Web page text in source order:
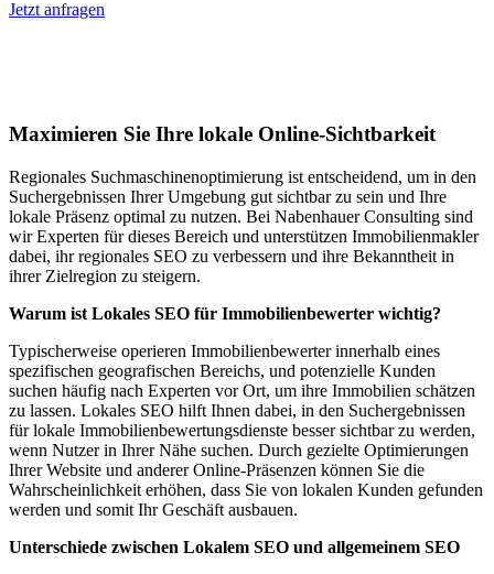
Jetzt anfragen
Maximieren Sie Ihre lokale Online-Sichtbarkeit
Regionales Suchmaschinenoptimierung ist entscheidend, um in den
Suchergebnissen Ihrer Umgebung gut sichtbar zu sein und Ihre
lokale Präsenz optimal zu nutzen. Bei Nabenhauer Consulting sind
wir Experten für dieses Bereich und unterstützen Immobilienmakler
dabei, ihr regionales SEO zu verbessern und ihre Bekanntheit in
ihrer Zielregion zu steigern.
Warum ist Lokales SEO für Immobilienbewerter wichtig?
Typischerweise operieren Immobilienbewerter innerhalb eines
spezifischen geografischen Bereichs, und potenzielle Kunden
suchen häufig nach Experten vor Ort, um ihre Immobilien schätzen
zu lassen. Lokales SEO hilft Ihnen dabei, in den Suchergebnissen
für lokale Immobilienbewertungsdienste besser sichtbar zu werden,
wenn Nutzer in Ihrer Nähe suchen. Durch gezielte Optimierungen
Ihrer Website und anderer Online-Präsenzen können Sie die
Wahrscheinlichkeit erhöhen, dass Sie von lokalen Kunden gefunden
werden und somit Ihr Geschäft ausbauen.
Unterschiede zwischen Lokalem SEO und allgemeinem SEO